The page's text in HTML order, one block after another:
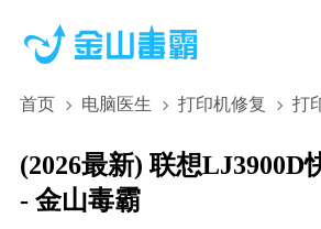
首页 电脑医生 打印机修复 打
(2026最新) 联想LJ3900D
- 金山毒霸